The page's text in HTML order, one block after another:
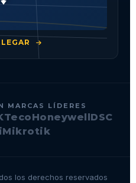
MARCAS LÍDERES
HoneywellDSC
Mikrotik
los derechos reservados